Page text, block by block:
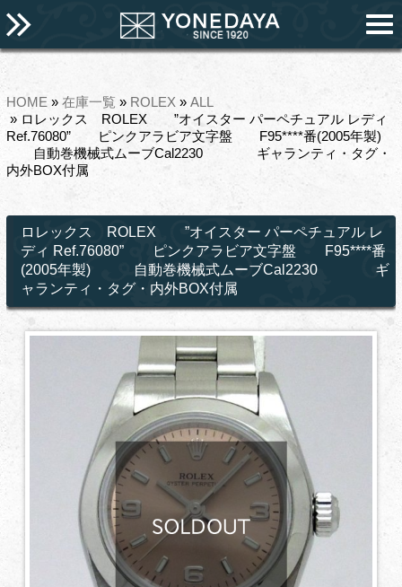
HOME » 在庫一覧 » ROLEX » ALL
» ロレックス ROLEX ”オイスター パーペチュアル レディ
Ref.76080” ピンクアラビア文字盤 F95****番(2005年製)
自動巻機械式ムーブCal2230 ギャランティ・タグ・
内外BOX付属
ロレックス ROLEX ”オイスター パーペチュアル レ
ディ Ref.76080” ピンクアラビア文字盤 F95****番
(2005年製) 自動巻機械式ムーブCal2230 ギ
ャランティ・タグ・内外BOX付属